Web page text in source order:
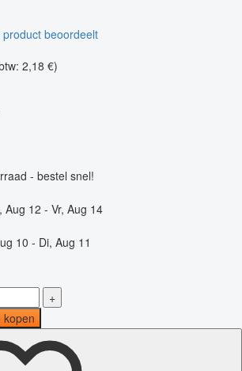
beoordeelt
2,18 €)
- bestel snel!
Aug 12 - Vr, Aug 14
10 - Di, Aug 11
+
kopen